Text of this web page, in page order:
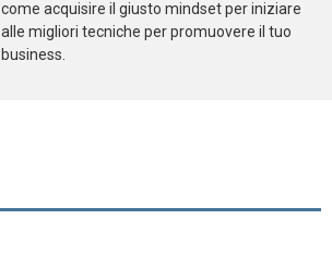
come acquisire il giusto mindset per iniziare
alle migliori tecniche per promuovere il tuo
business.